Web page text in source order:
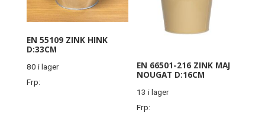
EN 55109 ZINK HINK
D:33CM
80 i lager
Frp:
EN 66501-216 ZINK MAJ
NOUGAT D:16CM
13 i lager
Frp: